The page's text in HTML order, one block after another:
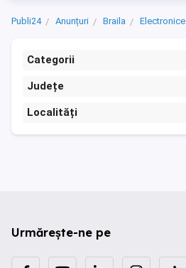
Publi24 Anunțuri Braila Electronice
Categorii
Județe
Localități
Urmărește-ne pe